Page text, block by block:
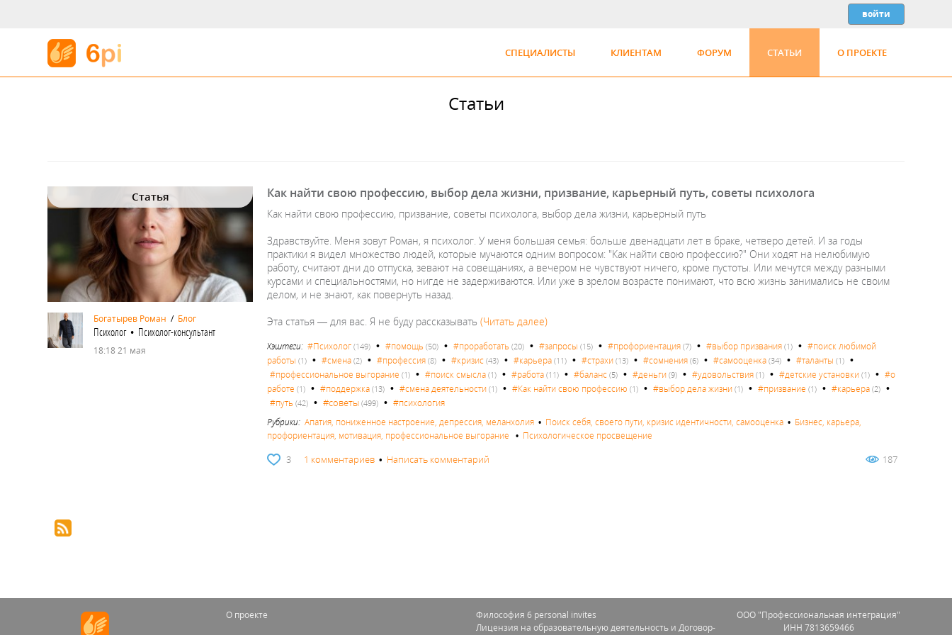
СПЕЦИАЛИСТЫ КЛИЕНТАМ ФОРУМ СТАТЬИ О ПРОЕКТЕ
Статьи
Статья
Богатырев Роман / Блог
Психолог • Психолог-консультант
18:18 21 мая
Как найти свою профессию, выбор дела жизни, призвание, карьерный путь, советы психолога
Как найти свою профессию, призвание, советы психолога, выбор дела жизни, карьерный путь
Здравствуйте. Меня зовут Роман, я психолог. У меня большая семья: больше двенадцати лет в браке, четверо детей. И за годы
практики я видел множество людей, которые мучаются одним вопросом: "Как найти свою профессию?" Они ходят на нелюбимую
работу, считают дни до отпуска, зевают на совещаниях, а вечером не чувствуют ничего, кроме пустоты. Или мечутся между разными
курсами и специальностями, но нигде не задерживаются. Или уже в зрелом возрасте понимают, что всю жизнь занимались не своим
делом, и не знают, как повернуть назад.
Эта статья — для вас. Я не буду рассказывать(Читать далее)
Хэштеги:#Психолог (149) •#помощь (50) •#проработать (20) •#запросы (15) •#профориентация (7) •#выбор призвания (1) •#поиск любимой
работы (1) •#смена (2) •#профессия (8) •#кризис (43) •#карьера (11) •#страхи (13) •#сомнения (6) •#самооценка (34) •#таланты (1) •
#профессиональное выгорание (1) •#поиск смысла (1) •#работа (11) •#баланс (5) •#деньги (9) •#удовольствия (1) •#детские установки (1) •#о
работе (1) •#поддержка (13) •#смена деятельности (1) •#Как найти свою профессию (1) •#выбор дела жизни (1) •#призвание (1) •#карьера (2) •
#путь (42) •#советы (499) •#психология
Рубрики:Апатия, пониженное настроение, депрессия, меланхолия • Поиск себя, своего пути, кризис идентичности, самооценка • Бизнес, карьера,
профориентация, мотивация, профессиональное выгорание • Психологическое просвещение
3 1 комментариев • Написать комментарий 187
О проекте Философия 6 personal invites
Лицензия на образовательную деятельность и Договор-
OOO "Профессиональная интеграция"
ИНН 7813659466